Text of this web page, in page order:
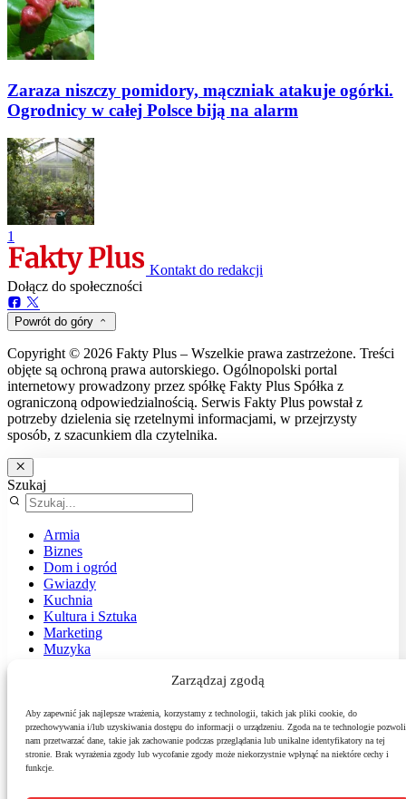
Zarządzaj zgodą
Aby zapewnić jak najlepsze wrażenia, korzystamy z technologii, takich jak pliki cookie, do
przechowywania i/lub uzyskiwania dostępu do informacji o urządzeniu. Zgoda na te technologie pozwoli
nam przetwarzać dane, takie jak zachowanie podczas przeglądania lub unikalne identyfikatory na tej
stronie. Brak wyrażenia zgody lub wycofanie zgody może niekorzystnie wpłynąć na niektóre cechy i
funkcje.
Zaraza niszczy pomidory, mączniak atakuje ogórki.
Ogrodnicy w całej Polsce biją na alarm
1
Kontakt do redakcji
Dołącz do społeczności
Powrót do góry
Copyright © 2026 Fakty Plus – Wszelkie prawa zastrzeżone. Treści
objęte są ochroną prawa autorskiego. Ogólnopolski portal
internetowy prowadzony przez spółkę Fakty Plus Spółka z
ograniczoną odpowiedzialnością. Serwis Fakty Plus powstał z
potrzeby dzielenia się rzetelnymi informacjami, w przejrzysty
sposób, z szacunkiem dla czytelnika.
Szukaj
Armia
Biznes
Dom i ogród
Gwiazdy
Kuchnia
Kultura i Sztuka
Marketing
Muzyka
Polityka
Sport
Środowisko
Styl
Zdrowie